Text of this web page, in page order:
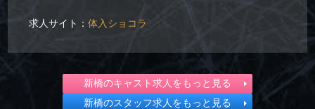
求人サイト：体入ショコラ
新橋のキャスト求人をもっと見る
新橋のスタッフ求人をもっと見る